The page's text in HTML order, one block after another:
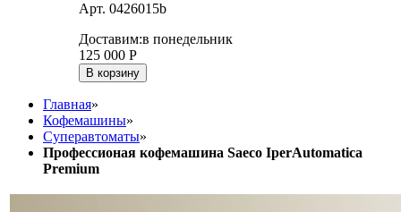
Арт. 0426015b
Доставим:в понедельник
125 000 Р
В корзину
Главная»
Кофемашины»
Суперавтоматы»
Профессионая кофемашина Saeco IperAutomatica
Premium